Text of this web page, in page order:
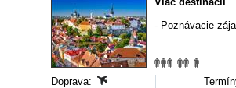
- Poznávacie
Doprava: